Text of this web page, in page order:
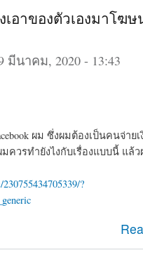
เอาของตัวเองมาโฆ
มีนาคม, 2020 - 13:43
ผม ซึ่งผมต้องเป็นคนจ่าย
ควรทำยังไงกับเรื่องแบบนี้ แล้
?
ซึ่งเอาของตัวเองมาโฆษ
ของผ